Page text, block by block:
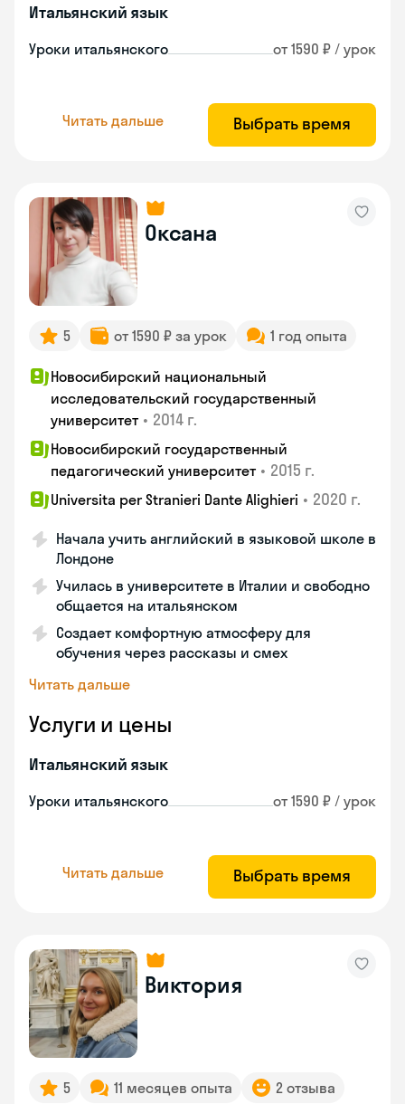
Итальянский язык
Уроки итальянского от 1590 ₽ / урок
Читать дальше Выбрать время
Оксана
5 от 1590 ₽ за урок 1 год опыта
Новосибирский национальный
исследовательский государственный
университет • 2014 г.
Новосибирский государственный
педагогический университет • 2015 г.
Universita per Stranieri Dante Alighieri • 2020 г.
Начала учить английский в языковой школе в
Лондоне
Училась в университете в Италии и свободно
общается на итальянском
Создает комфортную атмосферу для
обучения через рассказы и смех
Читать дальше
Услуги и цены
Итальянский язык
Уроки итальянского от 1590 ₽ / урок
Читать дальше Выбрать время
Виктория
5 11 месяцев опыта 2 отзыва